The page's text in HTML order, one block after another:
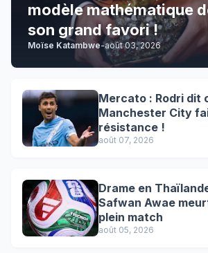
modèle mathématique
son grand favori !
Moïse Katambwe-août 03, 2026
Mercato : Rodri dit
Manchester City
résistance !
août 07, 2026
Drame en
Safwan Awae
plein match
août 05, 2026